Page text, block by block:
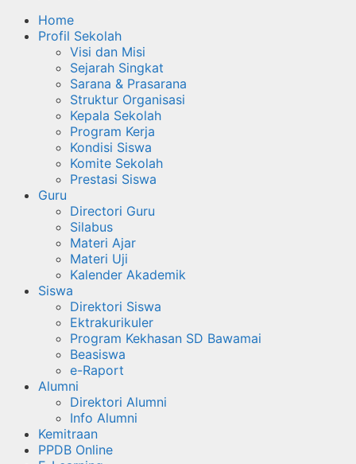
Home
Profil Sekolah
Visi dan Misi
Sejarah Singkat
Sarana & Prasarana
Struktur Organisasi
Kepala Sekolah
Program Kerja
Kondisi Siswa
Komite Sekolah
Prestasi Siswa
Guru
Directori Guru
Silabus
Materi Ajar
Materi Uji
Kalender Akademik
Siswa
Direktori Siswa
Ektrakurikuler
Program Kekhasan SD Bawamai
Beasiswa
e-Raport
Alumni
Direktori Alumni
Info Alumni
Kemitraan
PPDB Online